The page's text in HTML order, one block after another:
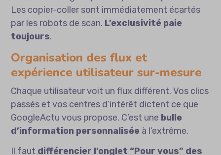
Les copier-coller sont immédiatement écartés
par les robots de scan. L’exclusivité paie
toujours.
Organisation des flux et
expérience utilisateur sur-mesure
Chaque utilisateur voit un flux différent. Vos clics
passés et vos centres d’intérêt dictent ce que
GoogleActu vous propose. C’est une bulle
d’information personnalisée à l’extrême.
Il faut différencier l’onglet “Pour vous” des